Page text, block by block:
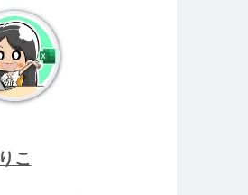
りこ